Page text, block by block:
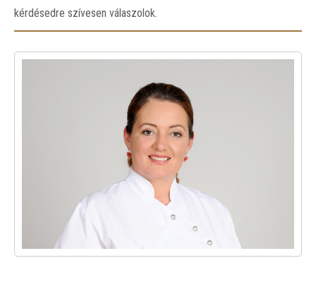
kérdésedre szívesen válaszolok.